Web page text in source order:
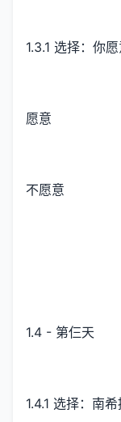
1.3.1 选择：你
愿意
不愿意
1.4 - 第仨天
1.4.1 选择：南